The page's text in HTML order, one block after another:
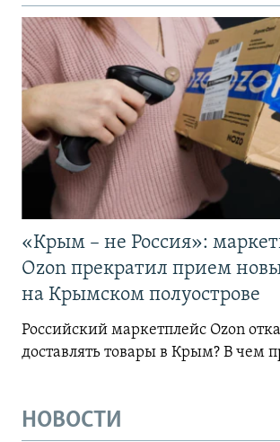
«Крым – не Россия»:
Ozon прекратил прием
на Крымском полуострове
Российский маркетплейс Ozon
доставлять товары в Крым? В чем
НОВОСТИ